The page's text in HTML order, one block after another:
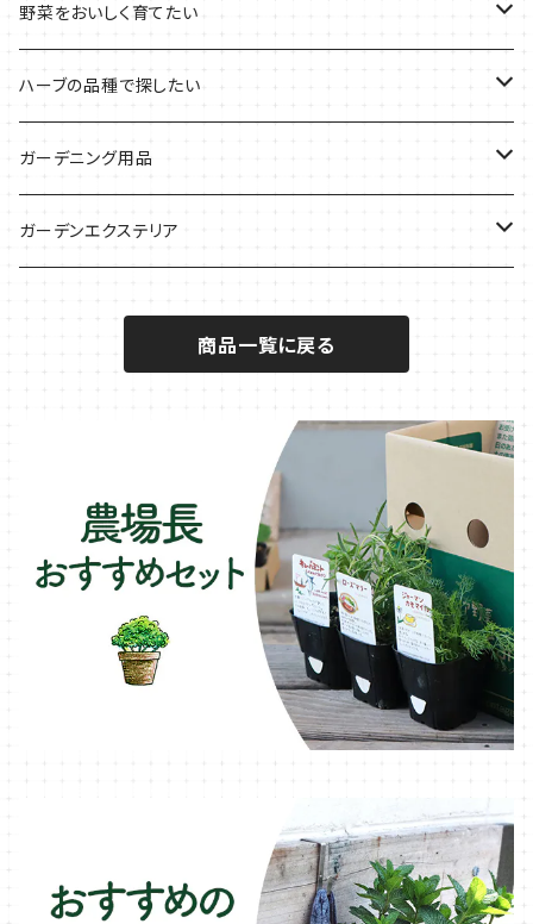
デトックスに
気分で香りを楽しみたい
魚料理に
BBQ・肉料理に
サラダに使いたい
秋植えで料理に
カラーリーフ
ハーブガーデンづくりに
夏のハーブガーデンに
パーティーハーブ
インスタ映えハーブ
虫よけに使いたい
ハーブバスに
野菜をおいしく育てたい
トマトのコンパニオン
ジャガイモのコンパニオン
葉物野菜のコンパニオン
キュウリのコンパニオン
イチゴをおいしく育てたい
ハーブの品種で探したい
ミント・ハーブ苗
バジル・ハーブ苗
タイム・ハーブ苗
マロウ・ハーブ苗
ヒソップ・ハーブ苗
オレガノ・ハーブ苗
ラベンダー・ハーブ苗
ガーデニング用品
その他
樹脂製 / プラ製プランター
ファイバー製プランター
ブリキ製プランター
ガーデンエクステリア
オーニング
シェード
テーブル・チェア・ベンチ
商品一覧に戻る